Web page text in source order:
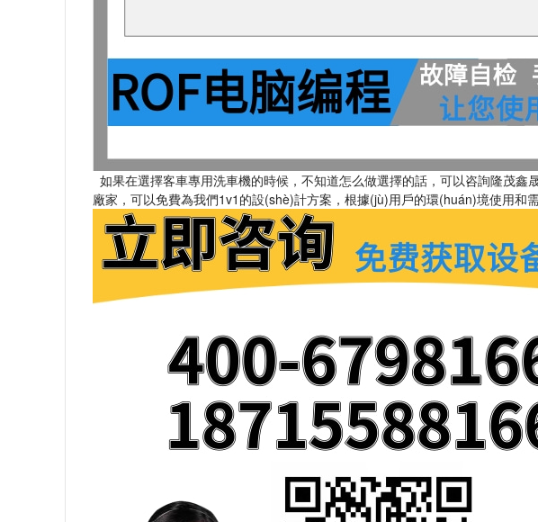
如果在選擇客車專用洗車機的時候，不知道怎么做選擇的話，可以咨詢隆
廠家，可以免費為我們1v1的設(shè)計方案，根據(jù)用戶的環(huán)境使用